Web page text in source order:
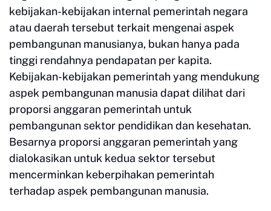
kebijakan-kebijakan internal pemerintah negara
atau daerah tersebut terkait mengenai aspek
pembangunan manusianya, bukan hanya pada
tinggi rendahnya pendapatan per kapita.
Kebijakan-kebijakan pemerintah yang mendukung
aspek pembangunan manusia dapat dilihat dari
proporsi anggaran pemerintah untuk
pembangunan sektor pendidikan dan kesehatan.
Besarnya proporsi anggaran pemerintah yang
dialokasikan untuk kedua sektor tersebut
mencerminkan keberpihakan pemerintah
terhadap aspek pembangunan manusia.